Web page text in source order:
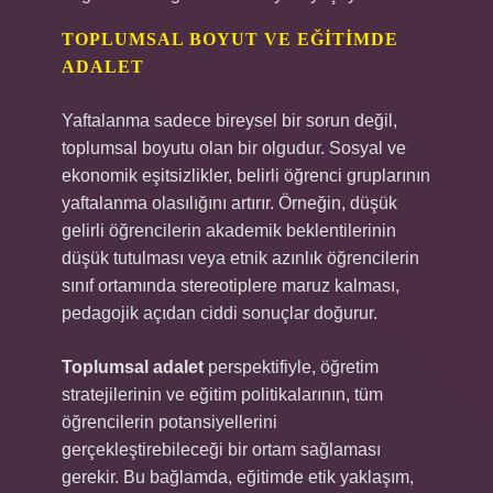
TOPLUMSAL BOYUT VE EĞITIMDE
ADALET
Yaftalanma sadece bireysel bir sorun değil,
toplumsal boyutu olan bir olgudur. Sosyal ve
ekonomik eşitsizlikler, belirli öğrenci gruplarının
yaftalanma olasılığını artırır. Örneğin, düşük
gelirli öğrencilerin akademik beklentilerinin
düşük tutulması veya etnik azınlık öğrencilerin
sınıf ortamında stereotiplere maruz kalması,
pedagojik açıdan ciddi sonuçlar doğurur.
Toplumsal adalet perspektifiyle, öğretim
stratejilerinin ve eğitim politikalarının, tüm
öğrencilerin potansiyellerini
gerçekleştirebileceği bir ortam sağlaması
gerekir. Bu bağlamda, eğitimde etik yaklaşım,